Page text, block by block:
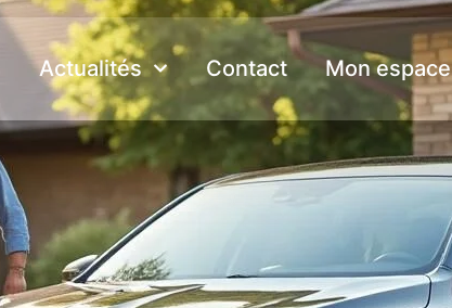
Actualités Contact Mon espace